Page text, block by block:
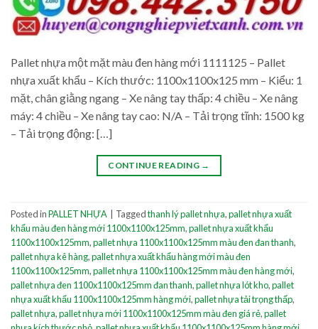
Pallet nhựa một mặt màu đen hàng mới 1111125 – Pallet
nhựa xuất khẩu – Kích thước: 1100x1100x125 mm – Kiểu: 1
mặt, chân giằng ngang – Xe nâng tay thấp: 4 chiều – Xe nâng
máy: 4 chiều – Xe nâng tay cao: N/A – Tải trọng tĩnh: 1500 kg
– Tải trọng động: […]
CONTINUE READING →
Posted inPALLET NHỰA Taggedthanh lý pallet nhựa,pallet nhựa xuất
khẩu màu đen hàng mới 1100x1100x125mm,pallet nhựa xuất khẩu
1100x1100x125mm,pallet nhựa 1100x1100x125mm màu đen đan thanh,
pallet nhựa kê hàng,pallet nhựa xuất khẩu hàng mới màu đen
1100x1100x125mm,pallet nhựa 1100x1100x125mm màu đen hàng mới,
pallet nhựa đen 1100x1100x125mm đan thanh,pallet nhựa lót kho,pallet
nhựa xuất khẩu 1100x1100x125mm hàng mới,pallet nhựa tải trọng thấp,
pallet nhựa,pallet nhựa mới 1100x1100x125mm màu đen giá rẻ,pallet